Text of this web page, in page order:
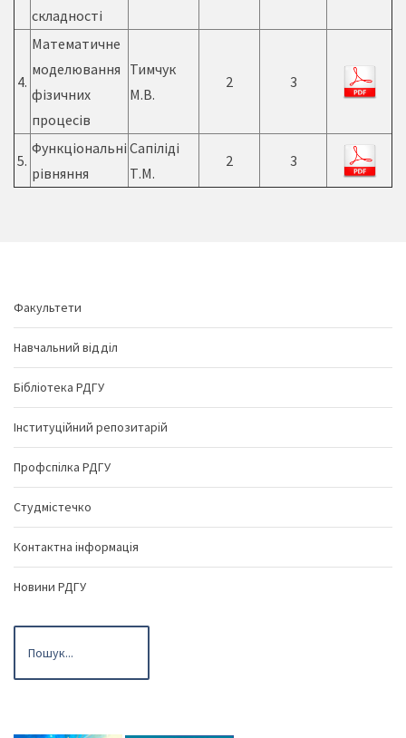
складності
4.
Математичне
моделювання
фізичних
процесів
Тимчук
М.В.
2 3
5.
Функціональні
рівняння
Сапіліді
Т.М.
2 3
Факультети
Навчальний відділ
Бібліотека РДГУ
Інституційний репозитарій
Профспілка РДГУ
Студмістечко
Контактна інформація
Новини РДГУ